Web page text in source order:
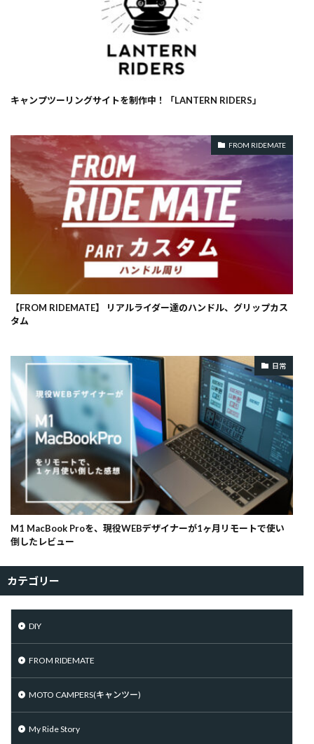
キャンプツーリングサイトを制作中！「LANTERN RIDERS」
FROM RIDEMATE
【FROM RIDEMATE】 リアルライダー達のハンドル、グリップカス
タム
日常
M1 MacBook Proを、現役WEBデザイナーが1ヶ月リモートで使い
倒したレビュー
カテゴリー
DIY
FROM RIDEMATE
MOTO CAMPERS(キャンツー)
My Ride Story